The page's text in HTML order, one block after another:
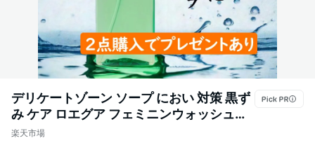
デリケートゾーン ソープ におい 対策 黒ず
み ケア ロエグア フェミニンウォッシュ
vio 消臭 日本製 医薬部外品 詰替あり
楽天市場